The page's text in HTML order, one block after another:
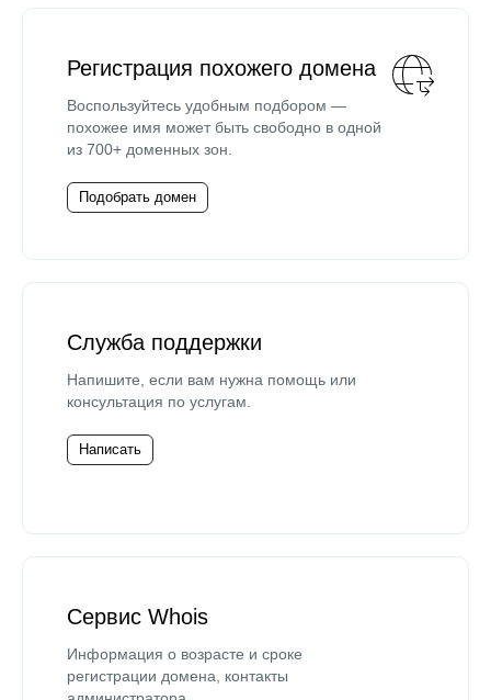
Регистрация похожего домена
Воспользуйтесь удобным подбором —
похожее имя может быть свободно в одной
из 700+ доменных зон.
Подобрать домен
Служба поддержки
Напишите, если вам нужна помощь или
консультация по услугам.
Написать
Сервис Whois
Информация о возрасте и сроке
регистрации домена, контакты